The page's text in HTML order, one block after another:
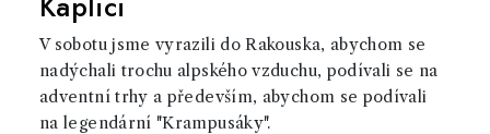
V sobotu jsme vyrazili do Rakouska, abychom se
nadýchali trochu alpského vzduchu, podívali se na
adventní trhy a především, abychom se podívali
na legendární "Krampusáky".